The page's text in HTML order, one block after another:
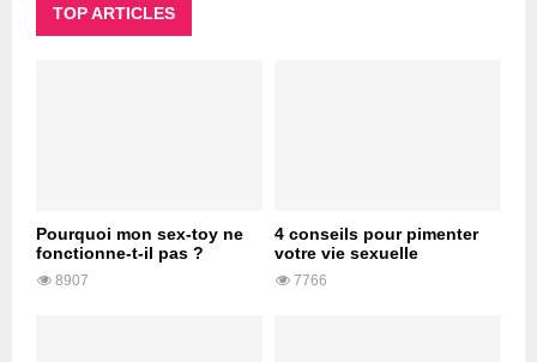
TOP ARTICLES
Pourquoi mon sex-toy ne
fonctionne-t-il pas ?
8907
4 conseils pour pimenter
votre vie sexuelle
7766